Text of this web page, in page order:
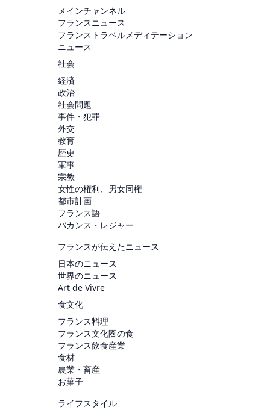
メインチャンネル
フランスニュース
フランストラベルメディテーション
ニュース
社会
経済
政治
社会問題
事件・犯罪
外交
教育
歴史
軍事
宗教
女性の権利、男女同権
都市計画
フランス語
バカンス・レジャー
フランスが伝えたニュース
日本のニュース
世界のニュース
Art de Vivre
食文化
フランス料理
フランス文化圏の食
フランス飲食産業
食材
農業・畜産
お菓子
ライフスタイル